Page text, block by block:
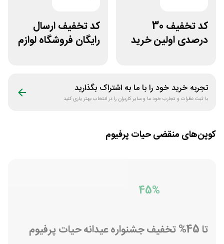
کد تخفیف 30
درصدی اولین خرید
کد تخفیف ارسال
رایگان فروشگاه لوازم
تجربه خرید خود را با ما به اشتراک بگذارید
با ثبت نظرات و تجارب خود ما و سایر کاربران را در انتخاب بهتر یاری کنید
کوپن‌های منقضیحیات پرفیوم
45%
تا 45% تخفیف جشنواره عیدانه حیات پرفیوم